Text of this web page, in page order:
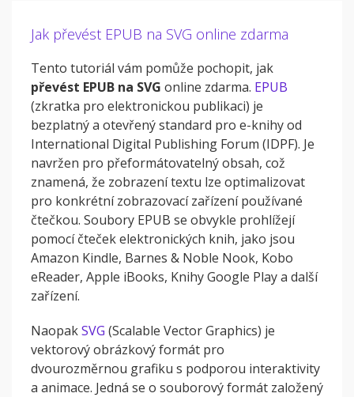
Jak převést EPUB na SVG online zdarma
Tento tutoriál vám pomůže pochopit, jak
převést EPUB na SVG online zdarma. EPUB
(zkratka pro elektronickou publikaci) je
bezplatný a otevřený standard pro e-knihy od
International Digital Publishing Forum (IDPF). Je
navržen pro přeformátovatelný obsah, což
znamená, že zobrazení textu lze optimalizovat
pro konkrétní zobrazovací zařízení používané
čtečkou. Soubory EPUB se obvykle prohlížejí
pomocí čteček elektronických knih, jako jsou
Amazon Kindle, Barnes & Noble Nook, Kobo
eReader, Apple iBooks, Knihy Google Play a další
zařízení.
NaopakSVG (Scalable Vector Graphics) je
vektorový obrázkový formát pro
dvourozměrnou grafiku s podporou interaktivity
a animace. Jedná se o souborový formát založený